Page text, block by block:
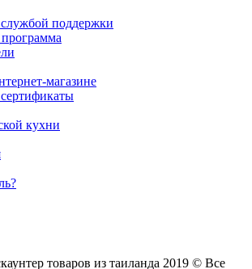
службой поддержки
магазине
кухни
товаров из таиланда 2019 © Все